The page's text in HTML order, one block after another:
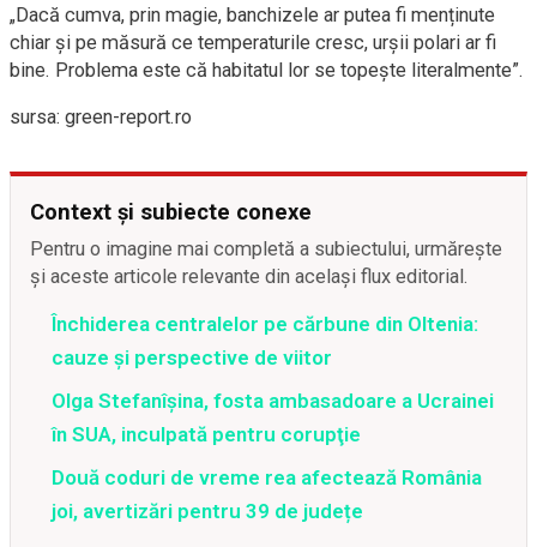
„Dacă cumva, prin magie, banchizele ar putea fi menținute
chiar și pe măsură ce temperaturile cresc, urșii polari ar fi
bine. Problema este că habitatul lor se topește literalmente”.
sursa: green-report.ro
Context și subiecte conexe
Pentru o imagine mai completă a subiectului, urmărește
și aceste articole relevante din același flux editorial.
Închiderea centralelor pe cărbune din Oltenia:
cauze și perspective de viitor
Olga Stefanîşina, fosta ambasadoare a Ucrainei
în SUA, inculpată pentru corupţie
Două coduri de vreme rea afectează România
joi, avertizări pentru 39 de județe